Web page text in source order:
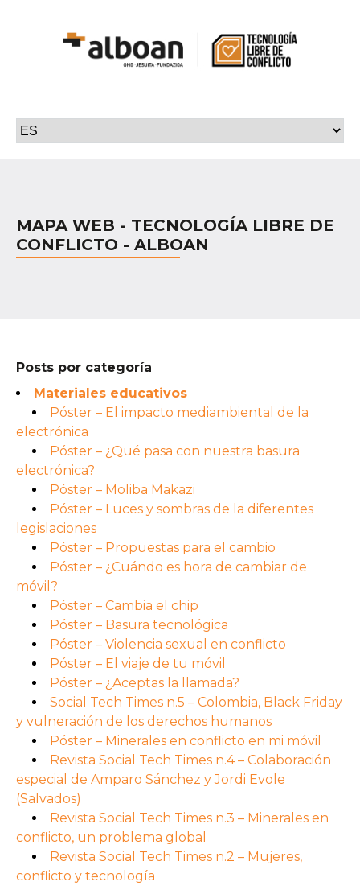
MAPA WEB - TECNOLOGÍA LIBRE DE
CONFLICTO - ALBOAN
Posts por categoría
Materiales educativos
Póster – El impacto mediambiental de la
electrónica
Póster – ¿Qué pasa con nuestra basura
electrónica?
Póster – Moliba Makazi
Póster – Luces y sombras de la diferentes
legislaciones
Póster – Propuestas para el cambio
Póster – ¿Cuándo es hora de cambiar de
móvil?
Póster – Cambia el chip
Póster – Basura tecnológica
Póster – Violencia sexual en conflicto
Póster – El viaje de tu móvil
Póster – ¿Aceptas la llamada?
Social Tech Times n.5 – Colombia, Black Friday
y vulneración de los derechos humanos
Póster – Minerales en conflicto en mi móvil
Revista Social Tech Times n.4 – Colaboración
especial de Amparo Sánchez y Jordi Evole
(Salvados)
Revista Social Tech Times n.3 – Minerales en
conflicto, un problema global
Revista Social Tech Times n.2 – Mujeres,
conflicto y tecnología